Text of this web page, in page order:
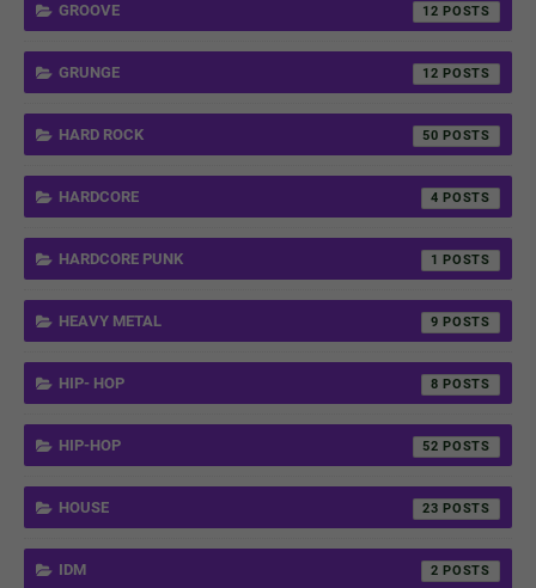
GROOVE 12
GRUNGE 12
HARD ROCK 50
HARDCORE 4
HARDCORE PUNK 1
HEAVY METAL 9
HIP- HOP 8
HIP-HOP 52
HOUSE 23
IDM 2